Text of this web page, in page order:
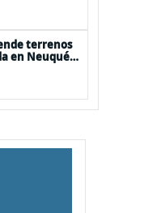
terrenos
en Neuquén